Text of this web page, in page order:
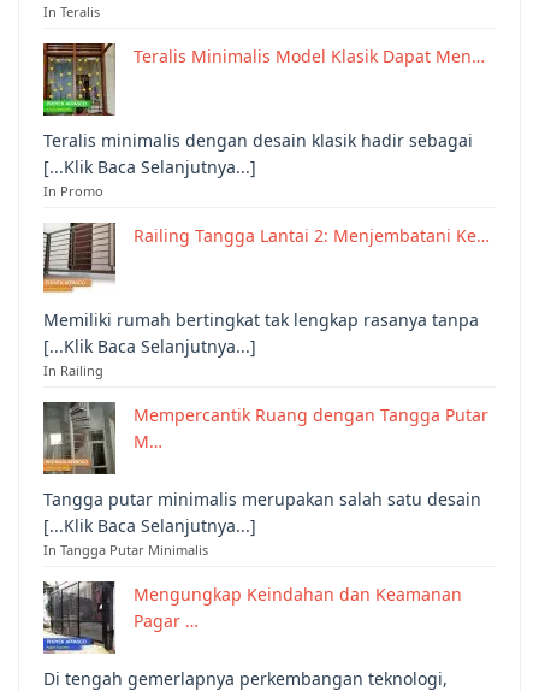
In Teralis
Teralis Minimalis Model Klasik Dapat Men…
Teralis minimalis dengan desain klasik hadir sebagai
[...Klik Baca Selanjutnya...]
In Promo
Railing Tangga Lantai 2: Menjembatani Ke…
Memiliki rumah bertingkat tak lengkap rasanya tanpa
[...Klik Baca Selanjutnya...]
In Railing
Mempercantik Ruang dengan Tangga Putar
M…
Tangga putar minimalis merupakan salah satu desain
[...Klik Baca Selanjutnya...]
In Tangga Putar Minimalis
Mengungkap Keindahan dan Keamanan
Pagar …
Di tengah gemerlapnya perkembangan teknologi,